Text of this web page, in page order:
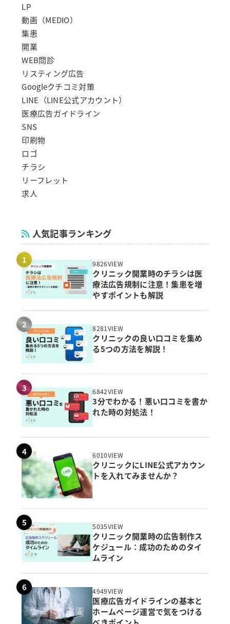
LP
動画（MEDIO）
集患
開業
WEB問診
リスティング広告
Googleクチコミ対策
LINE（LINE公式アカウント）
医療広告ガイドライン
SNS
印刷物
ロゴ
チラシ
リーフレット
求人
人気記事ランキング
9826VIEW
クリニック開業時のチラシは医
療法広告規制に注意！集患を増
やすポイントも解説
8281VIEW
クリニックの良い口コミを集め
る5つの方法を解説！
6842VIEW
3分でわかる！悪い口コミを書か
れた時の対処法！
6010VIEW
クリニックにLINE公式アカウン
トを入れてみませんか？
5035VIEW
クリニック開業時の広告制作ス
ケジュール：成功のためのタイ
ムライン
4949VIEW
医療広告ガイドラインの基本と
ホームページ運営で気をつける